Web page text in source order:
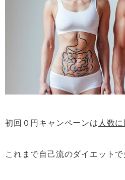
初回０円キャンペーンは 人数
これまで自己流のダイエット